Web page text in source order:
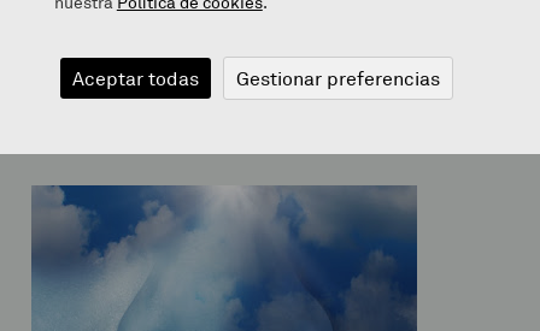
IGARKIZUNA
Aceptar todas Gestionar preferencias